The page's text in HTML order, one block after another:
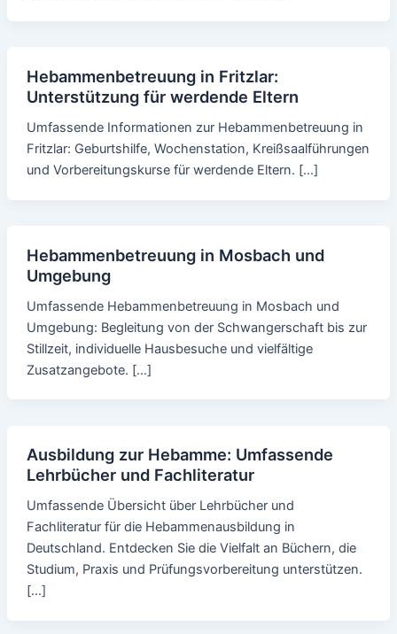
Hebammenbetreuung in Fritzlar:
Unterstützung für werdende Eltern
Umfassende Informationen zur Hebammenbetreuung in
Fritzlar: Geburtshilfe, Wochenstation, Kreißsaalführungen
und Vorbereitungskurse für werdende Eltern. […]
Hebammenbetreuung in Mosbach und
Umgebung
Umfassende Hebammenbetreuung in Mosbach und
Umgebung: Begleitung von der Schwangerschaft bis zur
Stillzeit, individuelle Hausbesuche und vielfältige
Zusatzangebote. […]
Ausbildung zur Hebamme: Umfassende
Lehrbücher und Fachliteratur
Umfassende Übersicht über Lehrbücher und
Fachliteratur für die Hebammenausbildung in
Deutschland. Entdecken Sie die Vielfalt an Büchern, die
Studium, Praxis und Prüfungsvorbereitung unterstützen.
[…]